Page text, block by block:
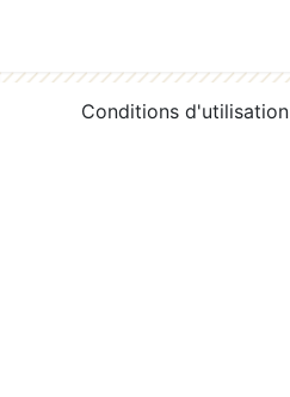
Conditions d'utilisation